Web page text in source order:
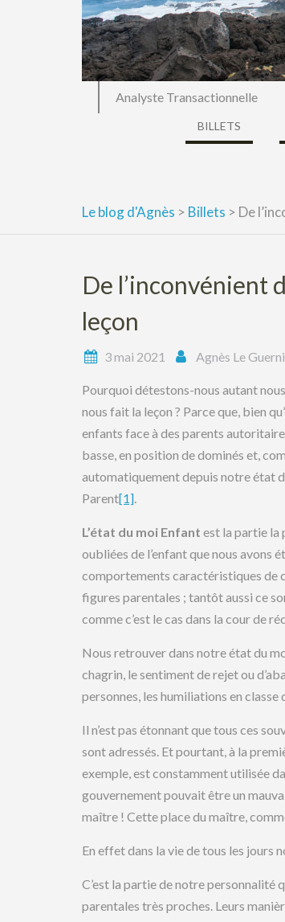
Analyste Transactionnelle
BILLETS
Le blog d'Agnès > Billets > De
De l’inconvénient
leçon
3 mai 2021 Agnès Le
Pourquoi détestons-nous autant
nous fait la leçon ? Parce que, bien
enfants face à des parents
basse, en position de dominés et,
automatiquement depuis notre état
Parent[1].
L’état du moi Enfant est la partie la
oubliées de l’enfant que nous avons
comportements caractéristiques de
figures parentales ; tantôt aussi ce
comme c’est le cas dans la cour de
Nous retrouver dans notre état du
chagrin, le sentiment de rejet ou
personnes, les humiliations en
Il n’est pas étonnant que tous ces
sont adressés. Et pourtant, à la
exemple, est constamment utilisée
gouvernement pouvait être un
maître ! Cette place du maître,
En effet dans la vie de tous les jours
C’est la partie de notre personnalité
parentales très proches. Leurs